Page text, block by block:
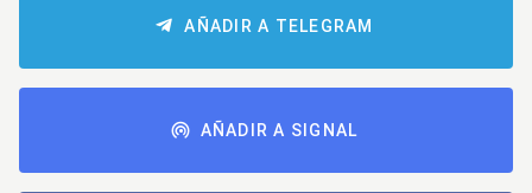
AÑADIR A TELEGRAM
AÑADIR A SIGNAL